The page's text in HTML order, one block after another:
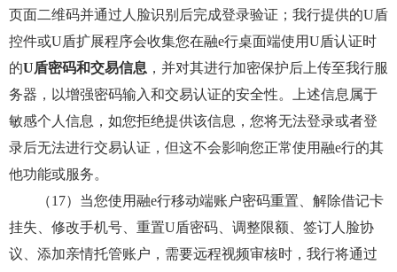
页面二维码并通过人脸识别后完成登录验证；我行提供的U盾
控件或U盾扩展程序会收集您在融e行桌面端使用U盾认证时
的U盾密码和交易信息 ，并对其进行加密保护后上传至我行服
务器，以增强密码输入和交易认证的安全性。上述信息属于
敏感个人信息，如您拒绝提供该信息，您将无法登录或者登
录后无法进行交易认证，但这不会影响您正常使用融e行的其
他功能或服务。
（17）当您使用融e行移动端账户密码重置、解除借记卡
挂失、修改手机号、重置U盾密码、调整限额、签订人脸协
议、添加亲情托管账户，需要远程视频审核时，我行将通过